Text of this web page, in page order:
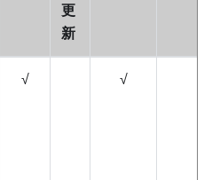
更
新
√ √